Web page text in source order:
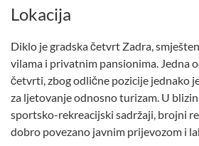
Lokacija
Diklo je gradska četvrt Zadra,
vilama i privatnim pansionima. Jedna
četvrti, zbog odlične pozicije jednako
za ljetovanje odnosno turizam. U
sportsko-rekreacijski sadržaji, brojni
dobro povezano javnim prijevozom i